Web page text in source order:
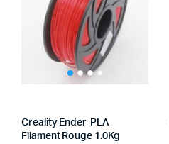
Creality Ender-PLA
Filament Rouge 1.0Kg